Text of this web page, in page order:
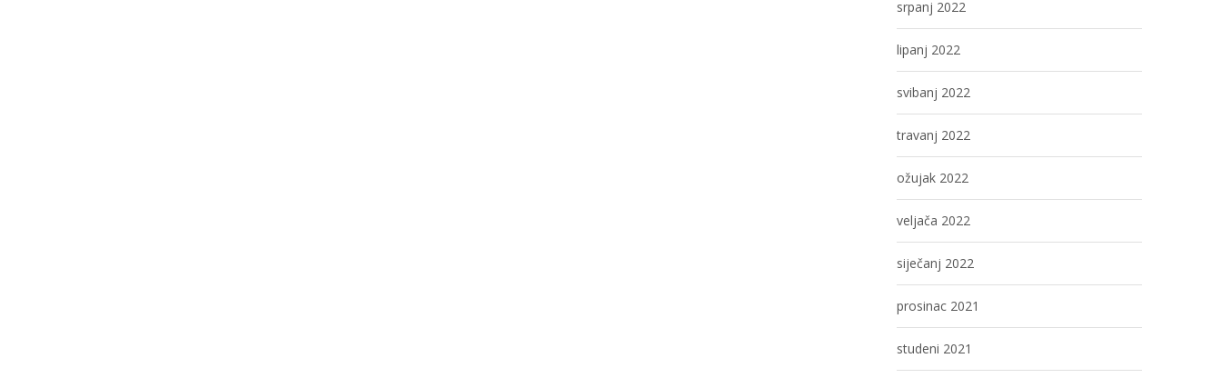
srpanj 2022
lipanj 2022
svibanj 2022
travanj 2022
ožujak 2022
veljača 2022
siječanj 2022
prosinac 2021
studeni 2021